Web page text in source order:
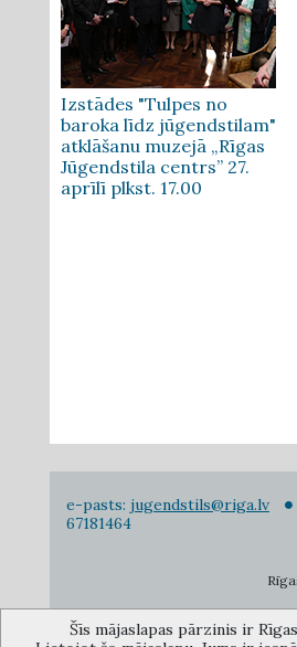
Izstādes "Tulpes no
baroka līdz jūgendstilam"
atklāšanu muzejā „Rīgas
Jūgendstila centrs” 27.
aprīlī plkst. 17.00
e-pasts: jugendstils@riga.lv
67181464
Šīs mājaslapas pārzinis ir